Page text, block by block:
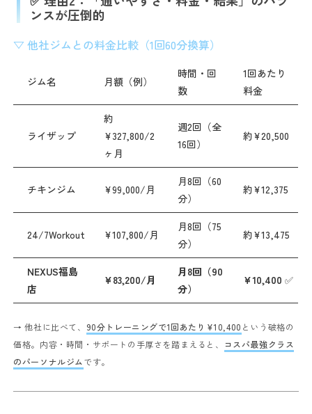
ンスが圧倒的
▽ 他社ジムとの料金比較（1回60分換算）
ジム名 月額（例）
時間・回
数
1回あたり
料金
ライザップ
約
¥327,800/2
ヶ月
週2回（全
16回）
約¥20,500
チキンジム ¥99,000/月
月8回（60
分）
約¥12,375
24/7Workout ¥107,800/月
月8回（75
分）
約¥13,475
NEXUS福島
店
¥83,200/月
月8回（90
分）
¥10,400 ✅
→ 他社に比べて、 90分トレーニングで1回あたり¥10,400 という破格の
価格。 内容・時間・サポートの手厚さを踏まえると、
コスパ最強クラス
のパーソナルジムです。